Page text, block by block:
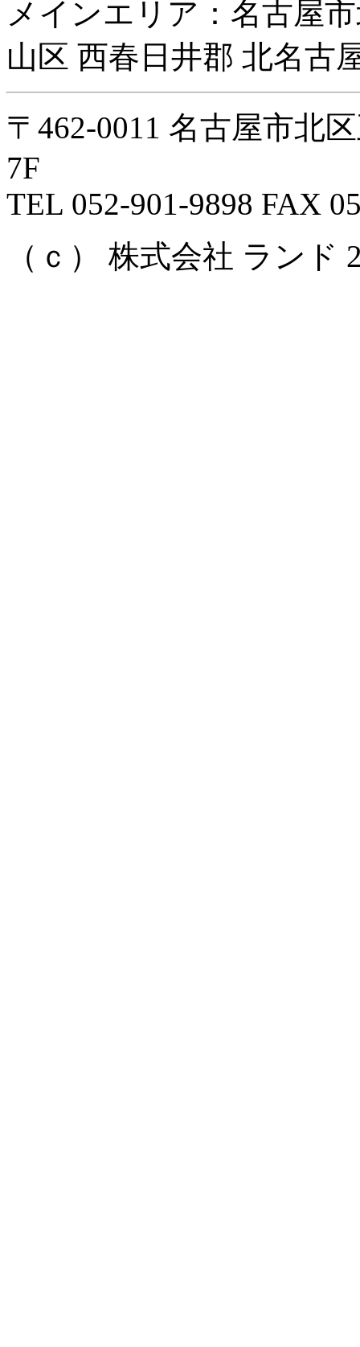
メインエリア：名古屋
山区 西春日井郡 北名古
〒462-0011 名古屋市北
7F
TEL 052-901-9898 FAX
（ｃ） 株式会社 ランド